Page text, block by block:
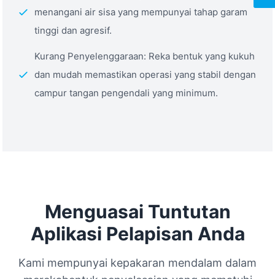
menangani air sisa yang mempunyai tahap garam
tinggi dan agresif.
Kurang Penyelenggaraan: Reka bentuk yang kukuh
dan mudah memastikan operasi yang stabil dengan
campur tangan pengendali yang minimum.
Menguasai Tuntutan
Aplikasi Pelapisan Anda
Kami mempunyai kepakaran mendalam dalam